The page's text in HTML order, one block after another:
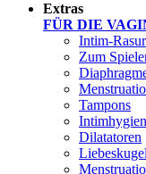
Extras
FÜR DIE
Intim-Rasur
Zum
Tampons
Dilatatoren